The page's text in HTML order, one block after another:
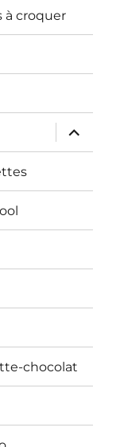
à croquer
ouvrir
le
sous-
chocolat